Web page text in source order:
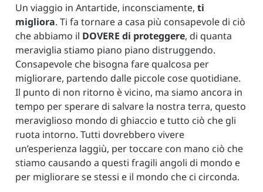
Un viaggio in Antartide, inconsciamente, ti
migliora. Ti fa tornare a casa più consapevole di ciò
che abbiamo il DOVERE di proteggere, di quanta
meraviglia stiamo piano piano distruggendo.
Consapevole che bisogna fare qualcosa per
migliorare, partendo dalle piccole cose quotidiane.
Il punto di non ritorno è vicino, ma siamo ancora in
tempo per sperare di salvare la nostra terra, questo
meraviglioso mondo di ghiaccio e tutto ciò che gli
ruota intorno. Tutti dovrebbero vivere
un’esperienza laggiù, per toccare con mano ciò che
stiamo causando a questi fragili angoli di mondo e
per migliorare se stessi e il mondo che ci circonda.